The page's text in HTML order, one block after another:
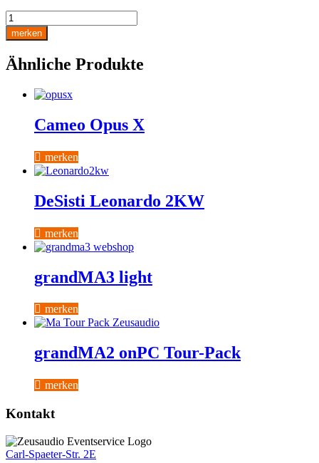
MA
onPC
command
wing
Menge
merken
Ähnliche Produkte
Cameo Opus X
merken
DeSisti Leonardo 2KW
merken
grandMA3 light
merken
grandMA2 onPC Tour-Pack
merken
Kontakt
Carl-Spaeter-Str. 2E